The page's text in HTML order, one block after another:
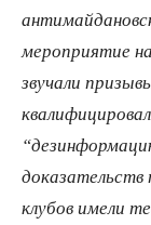
мероприятие
звучали
клубов имели